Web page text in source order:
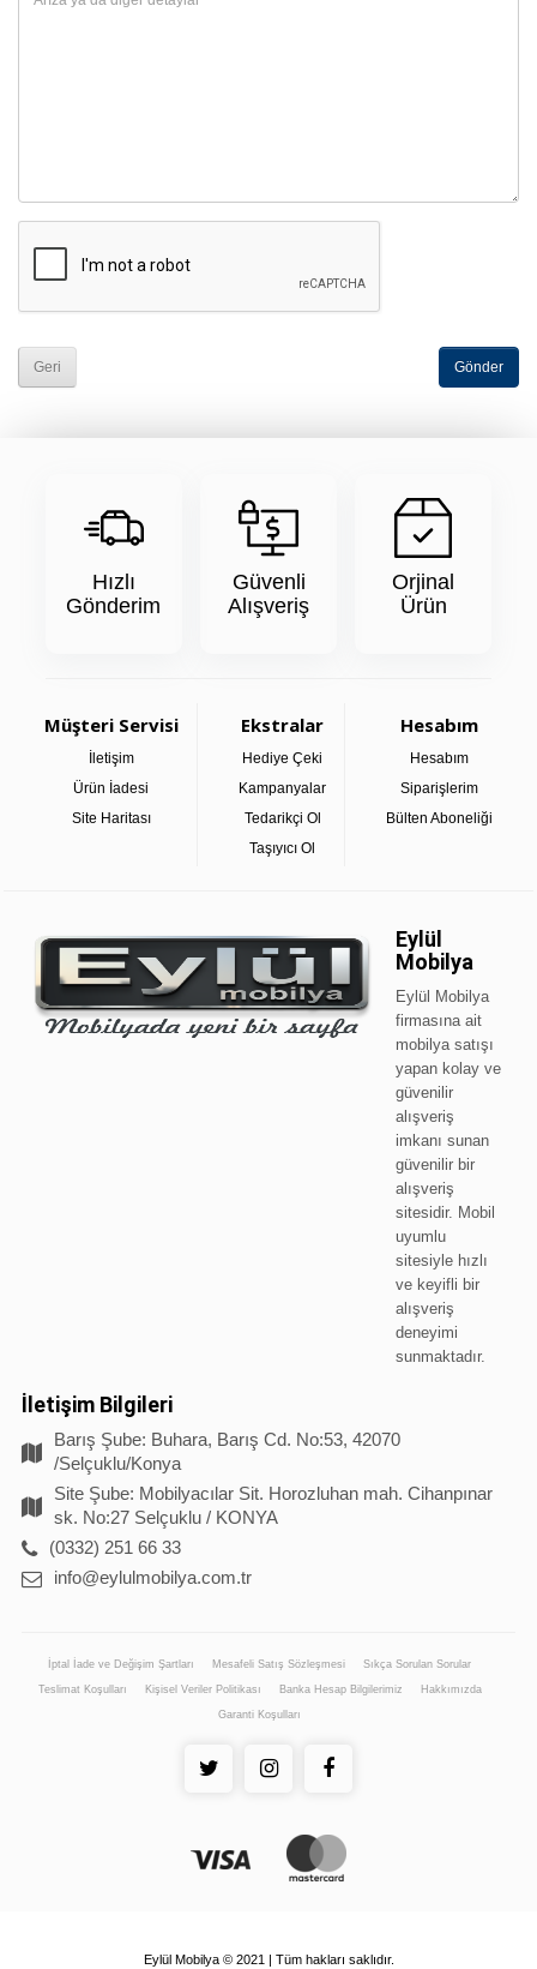
Geri
Hızlı
Gönderim
Güvenli
Alışveriş
Orjinal
Ürün
Müşteri Servisi
İletişim
Ürün İadesi
Site Haritası
Ekstralar
Hediye Çeki
Kampanyalar
Tedarikçi Ol
Taşıyıcı Ol
Hesabım
Hesabım
Siparişlerim
Bülten Aboneliği
Eylül
Mobilya
Eylül Mobilya
firmasına ait
mobilya satışı
yapan kolay ve
güvenilir
alışveriş
imkanı sunan
güvenilir bir
alışveriş
sitesidir. Mobil
uyumlu
sitesiyle hızlı
ve keyifli bir
alışveriş
deneyimi
sunmaktadır.
İletişim Bilgileri
Barış Şube: Buhara, Barış Cd. No:53, 42070
/Selçuklu/Konya
Site Şube: Mobilyacılar Sit. Horozluhan mah. Cihanpınar
sk. No:27 Selçuklu / KONYA
(0332) 251 66 33
info@eylulmobilya.com.tr
İptal İade ve Değişim Şartları Mesafeli Satış Sözleşmesi Sıkça Sorulan Sorular
Teslimat Koşulları Kişisel Veriler Politikası Banka Hesap Bilgilerimiz Hakkımızda
Garanti Koşulları
Eylül Mobilya © 2021 | Tüm hakları saklıdır.